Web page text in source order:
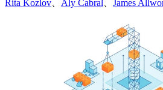
Rita Kozlov Aly Cabral James